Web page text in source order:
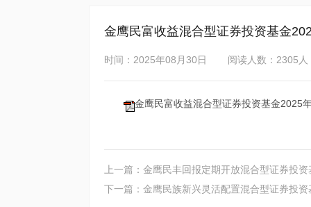
金鹰民富收益混合型证券投资基金
时间：2025年08月30日 阅读人数：2305人
金鹰民富收益混合型证券投资基金2025
上一篇：金鹰民丰回报定期开放混合型证券投
下一篇：金鹰民族新兴灵活配置混合型证券投